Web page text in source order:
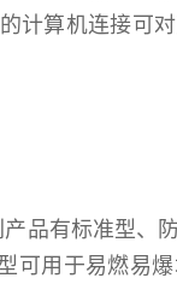
计算机连接可
品有标准型、
可用于易燃易